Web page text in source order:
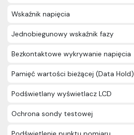
Wskaźnik napięcia
Jednobiegunowy wskaźnik fazy
Bezkontaktowe wykrywanie napięcia
Pamięć wartości bieżącej (Data Hold)
Podświetlany wyświetlacz LCD
Ochrona sondy testowej